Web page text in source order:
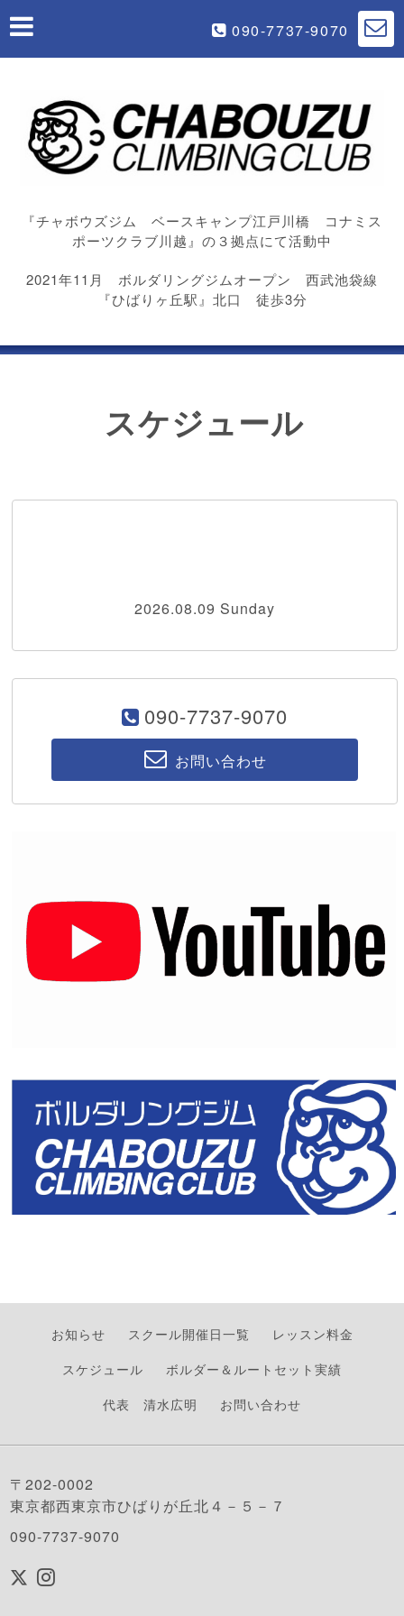
090-7737-9070
『チャボウズジム ベースキャンプ江戸川橋 コナミス
ポーツクラブ川越』の３拠点にて活動中
2021年11月 ボルダリングジムオープン 西武池袋線
『ひばりヶ丘駅』北口 徒歩3分
スケジュール
2026.08.09 Sunday
090-7737-9070
お問い合わせ
お知らせ スクール開催日一覧
レッスン料金
スケジュール
ボルダー＆ルートセット実績
代表 清水広明
お問い合わせ
〒202-0002
東京都西東京市ひばりが丘北４－５－７
090-7737-9070